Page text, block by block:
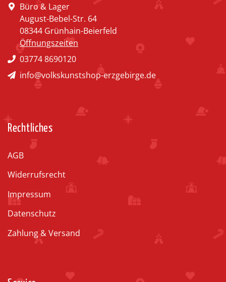
Büro & Lager
August-Bebel-Str. 64
08344 Grünhain-Beierfeld
Öffnungszeiten
03774 8690120
info@volkskunstshop-erzgebirge.de
Rechtliches
AGB
Widerrufsrecht
Impressum
Datenschutz
Zahlung & Versand